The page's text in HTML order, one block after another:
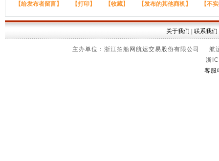
【给发布者留言】 【打印】 【收藏】 【发布的其他商机】 【不
关于我们 联系我们
主办单位：浙江拍船网航运交易股份有限公司
浙
客服